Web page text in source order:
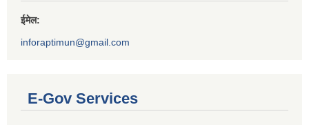
ईमेल:
inforaptimun@gmail.com
E-Gov Services